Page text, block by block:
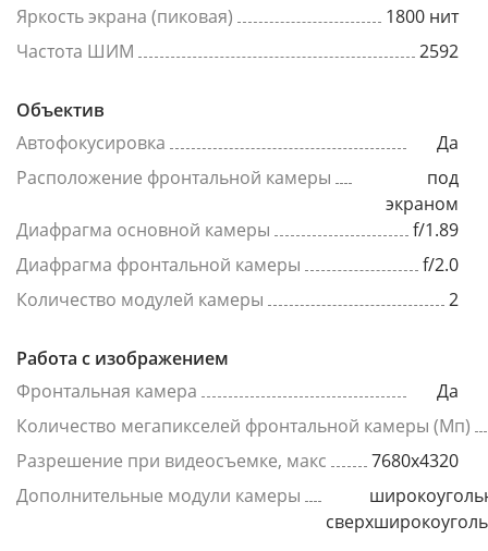
Яркость экрана (пиковая)
1800 нит
Частота ШИМ
2592
Объектив
Автофокусировка
Да
Расположение фронтальной камеры
под
экраном
Диафрагма основной камеры
f/1.89
Диафрагма фронтальной камеры
f/2.0
Количество модулей камеры
2
Работа с изображением
Фронтальная камера
Да
Количество мегапикселей фронтальной камеры (Мп)
Разрешение при видеосъемке, макс
7680x4320
Дополнительные модули камеры